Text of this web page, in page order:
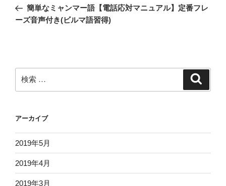
ナ
シ
ョ
去
簡単なミャンマー語【電話応対マニュアル】定番フレ
ーズ音声付き(ビルマ語習得)
索:
アーカイブ
2019年5月
2019年4月
2019年3月